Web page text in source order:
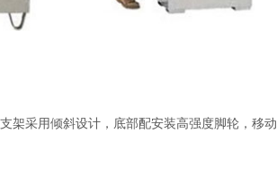
架采用倾斜设计，底部配安装高强度脚轮，移动